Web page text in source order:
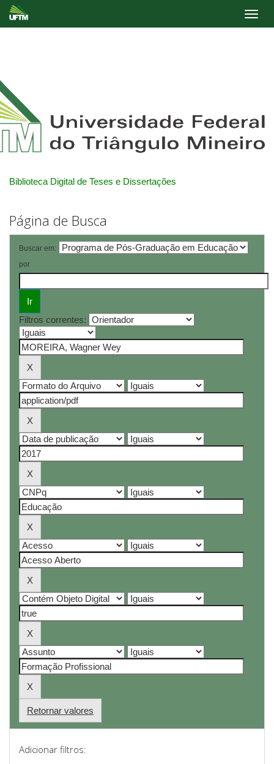
Biblioteca Digital de Teses e Dissertações
Página de Busca
Buscar em:
por
Filtros correntes:
Retornar valores
Adicionar filtros: